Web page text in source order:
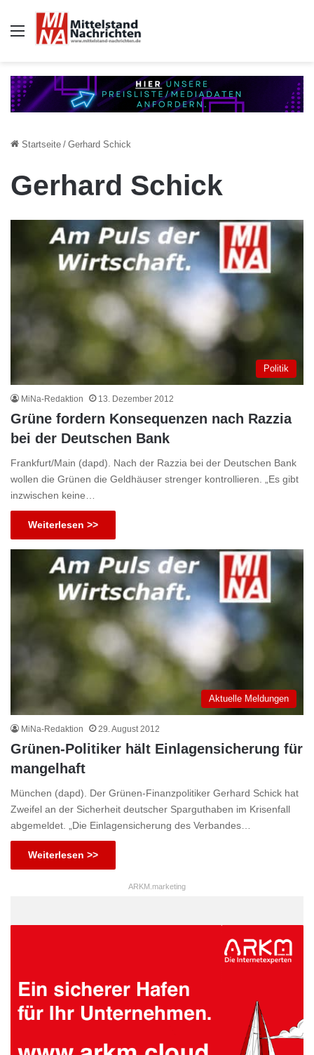
Auswahl
Startseite / Gerhard Schick
Gerhard Schick
Politik
MiNa-Redaktion 13. Dezember 2012
Grüne fordern Konsequenzen nach Razzia
bei der Deutschen Bank
Frankfurt/Main (dapd). Nach der Razzia bei der Deutschen Bank
wollen die Grünen die Geldhäuser strenger kontrollieren. „Es gibt
inzwischen keine…
Weiterlesen >>
Aktuelle Meldungen
MiNa-Redaktion 29. August 2012
Grünen-Politiker hält Einlagensicherung für
mangelhaft
München (dapd). Der Grünen-Finanzpolitiker Gerhard Schick hat
Zweifel an der Sicherheit deutscher Sparguthaben im Krisenfall
abgemeldet. „Die Einlagensicherung des Verbandes…
Weiterlesen >>
ARKM.marketing